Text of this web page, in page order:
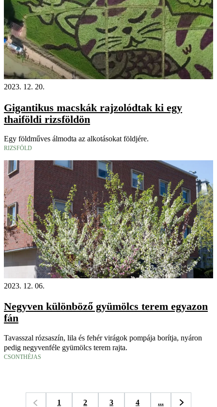
2023. 12. 20.
Gigantikus macskák rajzolódtak ki egy
thaiföldi rizsföldön
Egy földműves álmodta az alkotásokat földjére.
RIZSFÖLD
2023. 12. 06.
Negyven különböző gyümölcs terem egyazon
fán
Tavasszal rózsaszín, lila és fehér virágok pompája borítja, nyáron
pedig negyvenféle gyümölcs terem rajta.
CSONTHÉJAS
1 2 3 4 ...